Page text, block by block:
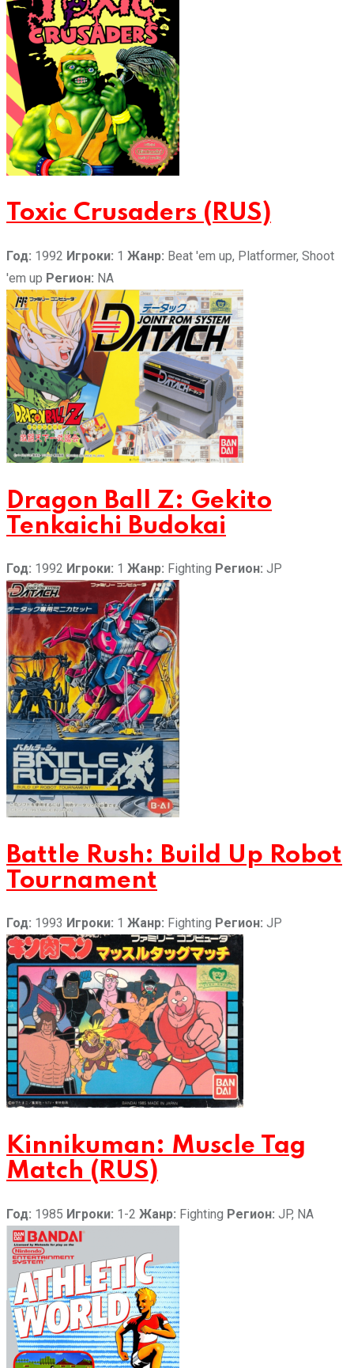
Toxic Crusaders (RUS)
Год: 1992 Игроки: 1 Жанр: Beat 'em up, Platformer, Shoot
'em up Регион: NA
Dragon Ball Z: Gekito
Tenkaichi Budokai
Год: 1992 Игроки: 1 Жанр: Fighting Регион: JP
Battle Rush: Build Up Robot
Tournament
Год: 1993 Игроки: 1 Жанр: Fighting Регион: JP
Kinnikuman: Muscle Tag
Match (RUS)
Год: 1985 Игроки: 1-2 Жанр: Fighting Регион: JP, NA